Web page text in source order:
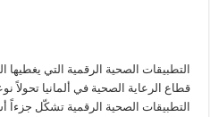
التطبيقات الصحية الرقمية التي يغطيها
قطاع الرعاية الصحية في ألمانيا تحولاً
التطبيقات الصحية الرقمية تشكّل جزءاً